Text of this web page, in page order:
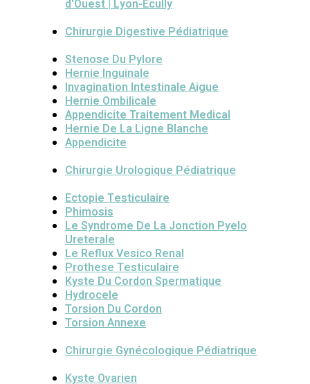
d'Ouest | Lyon-Ecully
Chirurgie Digestive Pédiatrique
Stenose Du Pylore
Hernie Inguinale
Invagination Intestinale Aigue
Hernie Ombilicale
Appendicite Traitement Medical
Hernie De La Ligne Blanche
Appendicite
Chirurgie Urologique Pédiatrique
Ectopie Testiculaire
Phimosis
Le Syndrome De La Jonction Pyelo
Ureterale
Le Reflux Vesico Renal
Prothese Testiculaire
Kyste Du Cordon Spermatique
Hydrocele
Torsion Du Cordon
Torsion Annexe
Chirurgie Gynécologique Pédiatrique
Kyste Ovarien